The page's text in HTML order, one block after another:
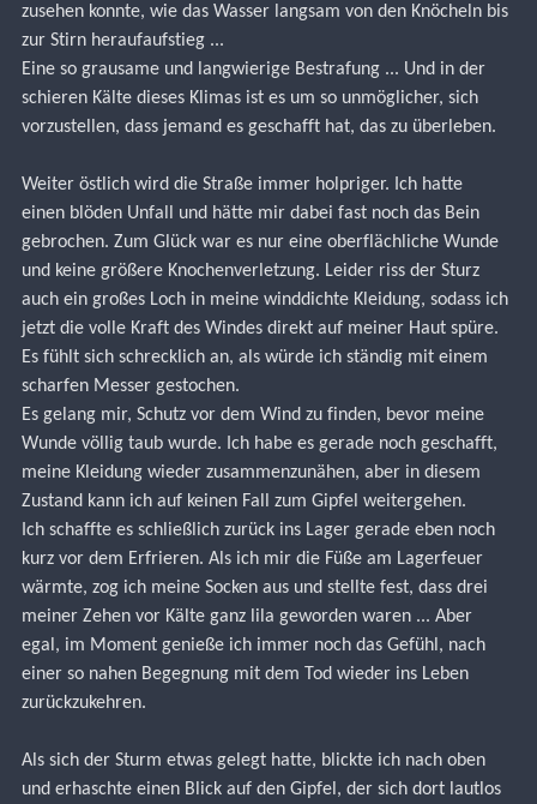
zusehen konnte, wie das Wasser langsam von den Knöcheln bis
zur Stirn heraufaufstieg ...
Eine so grausame und langwierige Bestrafung ... Und in der
schieren Kälte dieses Klimas ist es um so unmöglicher, sich
vorzustellen, dass jemand es geschafft hat, das zu überleben.
Weiter östlich wird die Straße immer holpriger. Ich hatte
einen blöden Unfall und hätte mir dabei fast noch das Bein
gebrochen. Zum Glück war es nur eine oberflächliche Wunde
und keine größere Knochenverletzung. Leider riss der Sturz
auch ein großes Loch in meine winddichte Kleidung, sodass ich
jetzt die volle Kraft des Windes direkt auf meiner Haut spüre.
Es fühlt sich schrecklich an, als würde ich ständig mit einem
scharfen Messer gestochen.
Es gelang mir, Schutz vor dem Wind zu finden, bevor meine
Wunde völlig taub wurde. Ich habe es gerade noch geschafft,
meine Kleidung wieder zusammenzunähen, aber in diesem
Zustand kann ich auf keinen Fall zum Gipfel weitergehen.
Ich schaffte es schließlich zurück ins Lager gerade eben noch
kurz vor dem Erfrieren. Als ich mir die Füße am Lagerfeuer
wärmte, zog ich meine Socken aus und stellte fest, dass drei
meiner Zehen vor Kälte ganz lila geworden waren ... Aber
egal, im Moment genieße ich immer noch das Gefühl, nach
einer so nahen Begegnung mit dem Tod wieder ins Leben
zurückzukehren.
Als sich der Sturm etwas gelegt hatte, blickte ich nach oben
und erhaschte einen Blick auf den Gipfel, der sich dort lautlos